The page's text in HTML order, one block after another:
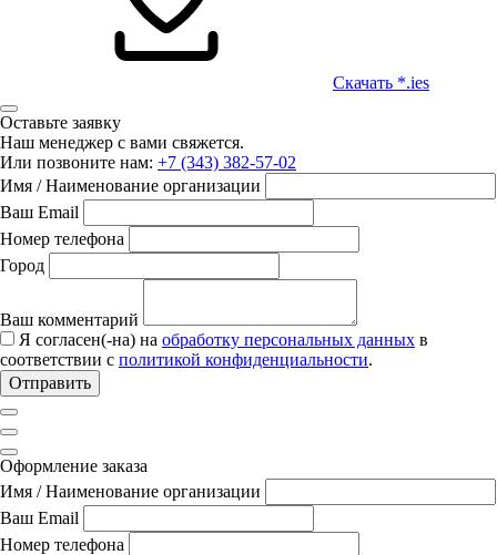
Скачать *.ies
Оставьте заявку
Наш менеджер с вами свяжется.
Или позвоните нам: +7 (343) 382-57-02
Имя / Наименование организации
Ваш Email
Номер телефона
Город
Ваш комментарий
Я согласен(-на) на обработку персональных данных в
соответствии с политикой конфиденциальности.
Отправить
Оформление заказа
Имя / Наименование организации
Ваш Email
Номер телефона